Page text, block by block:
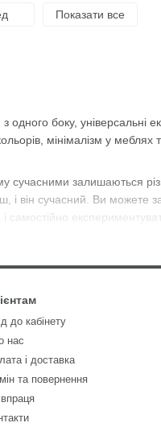
боку, універсальні
мінімалізм у
сучасними залишаються
він сучасний. Ви можете
настрій.
дозволяє зробити
сучасний світильник
але додають
Показати все
до кабінету
нас
і доставка
та повернення